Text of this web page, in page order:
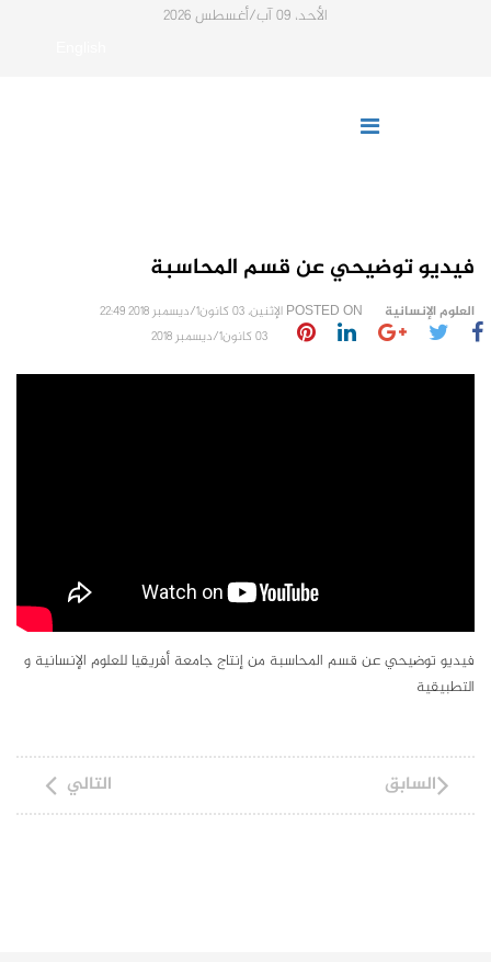
الأحد، 09 آب/أغسطس 2026
فيديو توضيحي عن قسم المحاسبة
العلوم الإنسانية POSTED ON الإثنين، 03 كانون1/ديسمبر 2018 22:49
03 كانون1/ديسمبر 2018
فيديو توضيحي عن قسم المحاسبة من إنتاج جامعة أفريقيا للعلوم الإنسانية و
التطبيقية
السابق التالي